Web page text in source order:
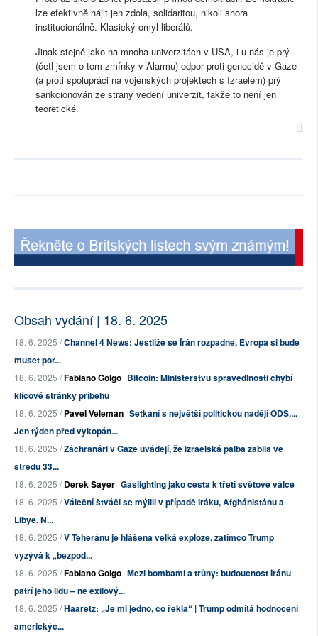
lze efektivně hájit jen zdola, solidaritou, nikoli shora
institucionálně. Klasický omyl liberálů.
Jinak stejně jako na mnoha univerzitách v USA, i u nás je prý
(četl jsem o tom zmínky v Alarmu) odpor proti genocidě v Gaze
(a proti spolupráci na vojenských projektech s Izraelem) prý
sankcionován ze strany vedení univerzit, takže to není jen
teoretické.
Obsah vydání | 18. 6. 2025
18. 6. 2025 /Channel 4 News: Jestliže se Írán rozpadne, Evropa si bude
muset por...
18. 6. 2025 /Fabiano Golgo Bitcoin: Ministerstvu spravedlnosti chybí
klíčové stránky příběhu
18. 6. 2025 /Pavel Veleman Setkání s největší politickou nadějí ODS....
Jen týden před vykopán...
18. 6. 2025 /Záchranáři v Gaze uvádějí, že izraelská palba zabila ve
středu 33...
18. 6. 2025 /Derek Sayer Gaslighting jako cesta k třetí světové válce
18. 6. 2025 /Váleční štváči se mýlili v případě Iráku, Afghánistánu a
Libye. N...
18. 6. 2025 /V Teheránu je hlášena velká exploze, zatímco Trump
vyzývá k „bezpod...
18. 6. 2025 /Fabiano Golgo Mezi bombami a trůny: budoucnost Íránu
patří jeho lidu – ne exilový...
18. 6. 2025 /Haaretz: „Je mi jedno, co řekla“ | Trump odmítá hodnocení
americkýc...